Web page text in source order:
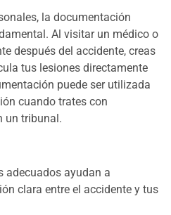
la documentación
Al visitar un médico o
después del accidente, creas
tus lesiones directamente
puede ser utilizada
cuando trates con
un tribunal.
adecuados ayudan a
clara entre el accidente y tus